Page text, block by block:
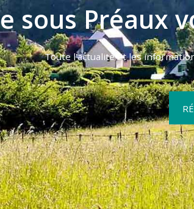
sous Préaux
Toute l'actualité et les